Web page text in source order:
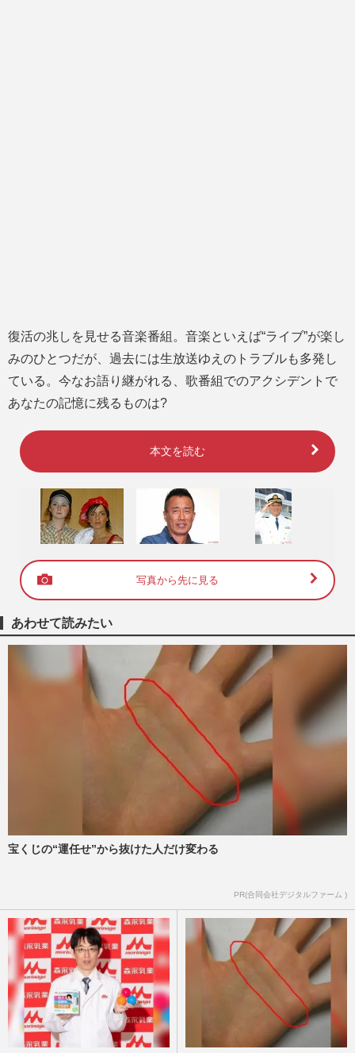
復活の兆しを見せる音楽番組。音楽といえば“ライブ”が楽し
みのひとつだが、過去には生放送ゆえのトラブルも多発し
ている。今なお語り継がれる、歌番組でのアクシデントで
あなたの記憶に残るものは?
本文を読む
写真から先に見る
あわせて読みたい
宝くじの“運任せ”から抜けた人だけ変わる
PR(合同会社デジタルファーム )